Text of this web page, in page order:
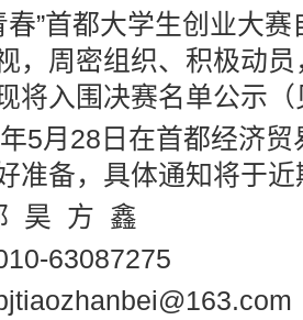
春”首都大学生创业大
，周密组织、积极动
将入围决赛名单公示
5月28日在首都经济
准备，具体通知将于
昊 方 鑫
63087275